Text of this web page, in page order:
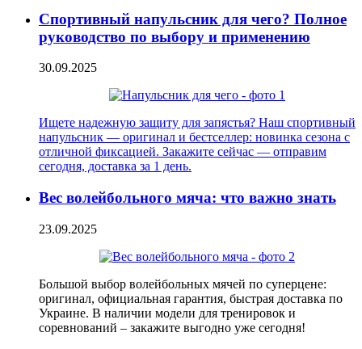
Спортивный напульсник для чего? Полное
руководство по выбору и применению
30.09.2025
Ищете надежную защиту для запястья? Наш спортивный
напульсник — оригинал и бестселлер: новинка сезона с
отличной фиксацией. Закажите сейчас — отправим
сегодня, доставка за 1 день.
Вес волейбольного мяча: что важно знать
23.09.2025
Большой выбор волейбольных мячей по суперцене:
оригинал, официальная гарантия, быстрая доставка по
Украине. В наличии модели для тренировок и
соревнований – закажите выгодно уже сегодня!